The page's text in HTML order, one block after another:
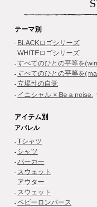
テーマ別
BLACKロゴシリーズ
WHITEロゴシリーズ
すべてのひとの平等を
すべてのひとの平等を
立場性の自覚
イニシャル × Be a noise.
アイテム別
アパレル
Tシャツ
シャツ
パーカー
スウェット
アウター
スウェット
ベビーロンパース